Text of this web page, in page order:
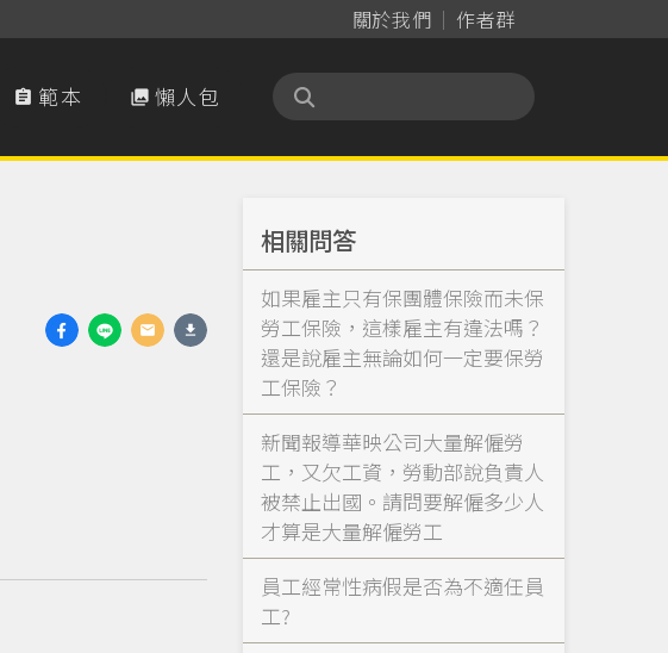
關於我們 作者群
 範本  懶人包
相關問答
如果雇主只有保團體保險而未保
勞工保險，這樣雇主有違法嗎？
還是說雇主無論如何一定要保勞
工保險？
新聞報導華映公司大量解僱勞
工，又欠工資，勞動部說負責人
被禁止出國。請問要解僱多少人
才算是大量解僱勞工
員工經常性病假是否為不適任員
工?